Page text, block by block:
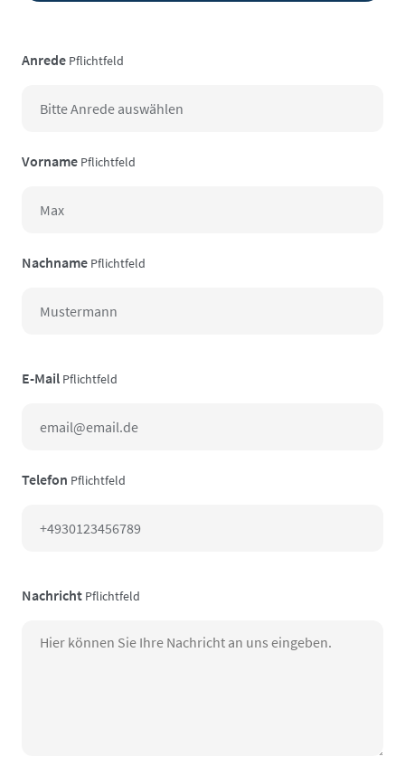
Anrede Pflichtfeld
Vorname Pflichtfeld
Nachname Pflichtfeld
E-Mail Pflichtfeld
Telefon Pflichtfeld
Nachricht Pflichtfeld